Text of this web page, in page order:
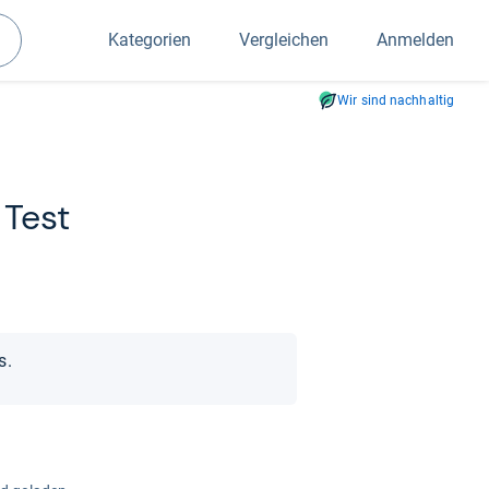
Kategorien Vergleichen Anmelden
Wir sind nachhaltig